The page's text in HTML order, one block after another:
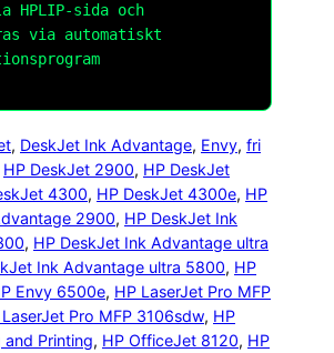
sida och
via automatiskt
, DeskJet Ink Advantage, Envy, fri
HP DeskJet 2900, HP DeskJet
4300, HP DeskJet 4300e, HP
2900, HP DeskJet Ink
, HP DeskJet Ink Advantage ultra
Ink Advantage ultra 5800, HP
Envy 6500e, HP LaserJet Pro MFP
LaserJet Pro MFP 3106sdw, HP
and Printing, HP OfficeJet 8120, HP